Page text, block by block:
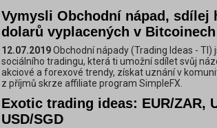
Vymysli Obchodní nápad, sdílej
dolarů vyplacených v Bitcoinech
12.07.2019Obchodní nápady (Trading Ideas -
sociálního tradingu, která ti umožní sdílet svůj
akciové a forexové trendy, získat uznání v
z příjmů skrze affiliate program SimpleFX.
Exotic trading ideas: EUR/ZAR,
USD/SGD